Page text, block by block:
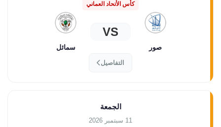
كأس الأتحاد العماني
صور
VS
سمائل
التفاصيل
الجمعة
11 سبتمبر 2026